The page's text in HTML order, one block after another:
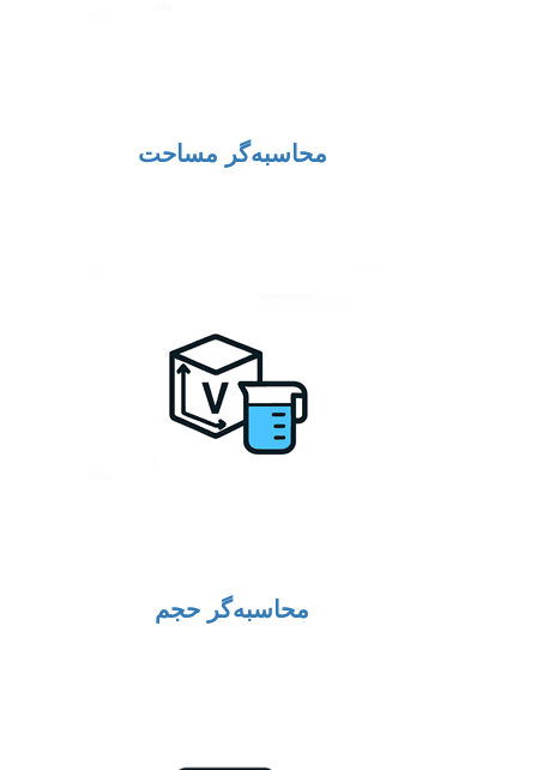
محاسبه‌گر مساحت
محاسبه‌گر حجم